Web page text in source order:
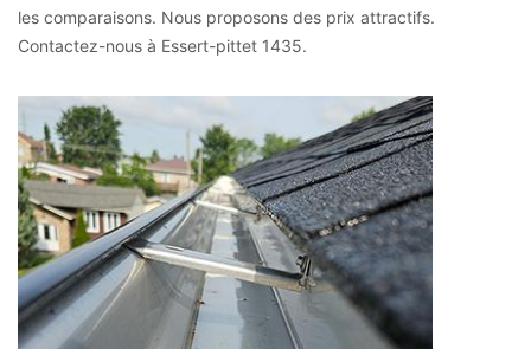
les comparaisons. Nous proposons des prix attractifs.
Contactez-nous à Essert-pittet 1435.